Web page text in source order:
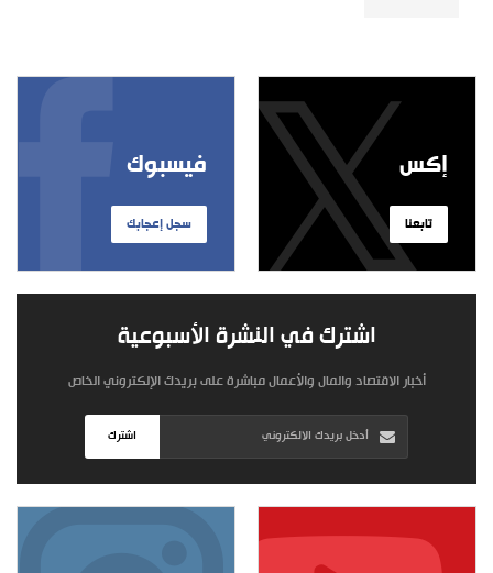
فيسبوك
سجل إعجابك
إكس
تابعنا
اشترك في النشرة الأسبوعية
أخبار الاقتصاد والمال والأعمال مباشرة على بريدك الإلكتروني الخاص
اشترك